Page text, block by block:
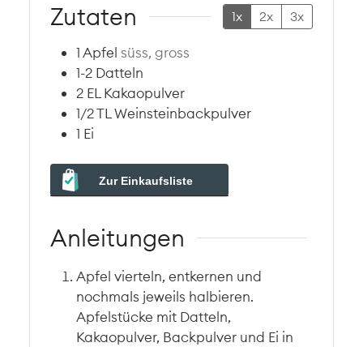
Zutaten 1x 2x 3x
1Apfel süss, gross
1-2 Datteln
2 EL Kakaopulver
1/2TL Weinsteinbackpulver
1 Ei
Zur Einkaufsliste
Anleitungen
Apfel vierteln, entkernen und
nochmals jeweils halbieren.
Apfelstücke mit Datteln,
Kakaopulver, Backpulver und Ei in